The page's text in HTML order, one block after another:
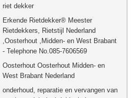
riet dekker
Erkende Rietdekker® Meester
Rietdekkers, Rietstijl Nederland
Oosterhout
Midden- en West Brabant
-Telephone No.085-7606569
Oosterhout Oosterhout Midden- en
West Brabant Nederland
onderhoud, reparatie en vervangen van